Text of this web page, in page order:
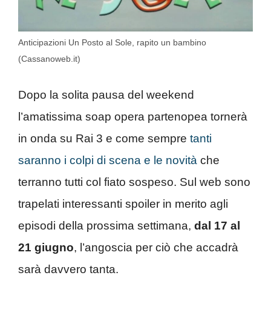
Anticipazioni Un Posto al Sole, rapito un bambino
(Cassanoweb.it)
Dopo la solita pausa del weekend
l’amatissima soap opera partenopea tornerà
in onda su Rai 3 e come sempre tanti
saranno i colpi di scena e le novità che
terranno tutti col fiato sospeso. Sul web sono
trapelati interessanti spoiler in merito agli
episodi della prossima settimana, dal 17 al
21 giugno, l’angoscia per ciò che accadrà
sarà davvero tanta.